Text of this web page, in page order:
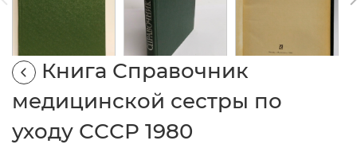
Книга Справочник
медицинской сестры по
уходу СССР 1980